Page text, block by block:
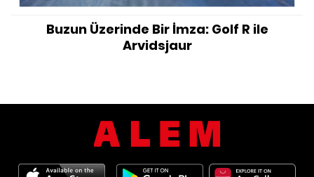
Buzun Üzerinde Bir İmza: Golf R ile
Arvidsjaur